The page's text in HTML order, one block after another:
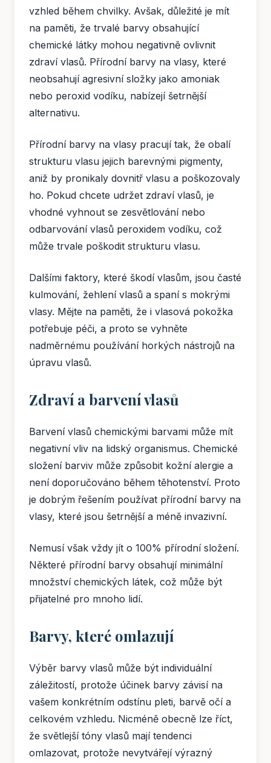
vzhled během chvilky. Avšak, důležité je mít
na paměti, že trvalé barvy obsahující
chemické látky mohou negativně ovlivnit
zdraví vlasů. Přírodní barvy na vlasy, které
neobsahují agresivní složky jako amoniak
nebo peroxid vodíku, nabízejí šetrnější
alternativu.
Přírodní barvy na vlasy pracují tak, že obalí
strukturu vlasu jejich barevnými pigmenty,
aniž by pronikaly dovnitř vlasu a poškozovaly
ho. Pokud chcete udržet zdraví vlasů, je
vhodné vyhnout se zesvětlování nebo
odbarvování vlasů peroxidem vodíku, což
může trvale poškodit strukturu vlasu.
Dalšími faktory, které škodí vlasům, jsou časté
kulmování, žehlení vlasů a spaní s mokrými
vlasy. Mějte na paměti, že i vlasová pokožka
potřebuje péči, a proto se vyhněte
nadměrnému používání horkých nástrojů na
úpravu vlasů.
Zdraví a barvení vlasů
Barvení vlasů chemickými barvami může mít
negativní vliv na lidský organismus. Chemické
složení barviv může způsobit kožní alergie a
není doporučováno během těhotenství. Proto
je dobrým řešením používat přírodní barvy na
vlasy, které jsou šetrnější a méně invazivní.
Nemusí však vždy jít o 100% přírodní složení.
Některé přírodní barvy obsahují minimální
množství chemických látek, což může být
přijatelné pro mnoho lidí.
Barvy, které omlazují
Výběr barvy vlasů může být individuální
záležitostí, protože účinek barvy závisí na
vašem konkrétním odstínu pleti, barvě očí a
celkovém vzhledu. Nicméně obecně lze říct,
že světlejší tóny vlasů mají tendenci
omlazovat, protože nevytvářejí výrazný